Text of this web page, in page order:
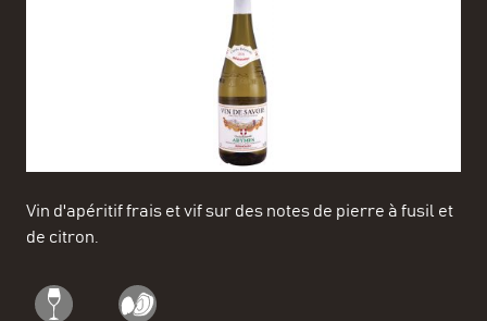
Vin d'apéritif frais et vif sur des notes de pierre à fusil et
de citron.